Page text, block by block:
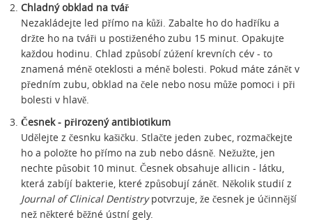
Chladný obklad na tvář
Nezakládejte led přímo na kůži. Zabalte ho do hadříku a
držte ho na tváři u postiženého zubu 15 minut. Opakujte
každou hodinu. Chlad způsobí zúžení krevních cév - to
znamená méně oteklosti a méně bolesti. Pokud máte zánět v
předním zubu, obklad na čele nebo nosu může pomoci i při
bolesti v hlavě.
Česnek - přirozený antibiotikum
Udělejte z česnku kašičku. Stlačte jeden zubec, rozmačkejte
ho a položte ho přímo na zub nebo dásně. Nežužte, jen
nechte působit 10 minut. Česnek obsahuje allicin - látku,
která zabíjí bakterie, které způsobují zánět. Několik studií z
Journal of Clinical Dentistrypotvrzuje, že česnek je účinnější
než některé běžné ústní gely.